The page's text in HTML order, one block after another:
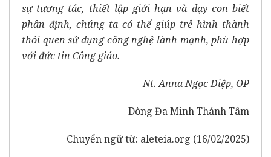
sự tương tác, thiết lập giới hạn và dạy con biết
phân định, chúng ta có thể giúp trẻ hình thành
thói quen sử dụng công nghệ lành mạnh, phù hợp
với đức tin Công giáo.
Nt. Anna Ngọc Diệp, OP
Dòng Đa Minh Thánh Tâm
Chuyển ngữ từ: aleteia.org (16/02/2025)